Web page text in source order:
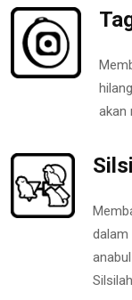
akan
dalam